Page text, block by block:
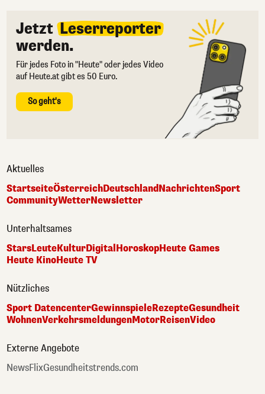
Jetzt Leserreporter
werden.
Für jedes Foto in "Heute" oder jedes Video
auf Heute.at gibt es 50 Euro.
So geht's
Aktuelles
StartseiteÖsterreichDeutschlandNachrichtenSport
CommunityWetterNewsletter
Unterhaltsames
StarsLeuteKulturDigitalHoroskopHeute Games
Heute KinoHeute TV
Nützliches
Sport DatencenterGewinnspieleRezepteGesundheit
WohnenVerkehrsmeldungenMotorReisenVideo
Externe Angebote
NewsFlixGesundheitstrends.com